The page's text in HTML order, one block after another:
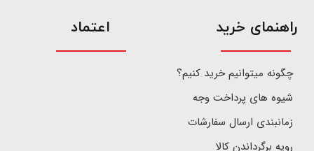
​راهنمای خرید
چگونه میتوانیم خرید کنیم؟
شیوه های پرداخت وجه
زمانبندی ارسال سفارشات
رویه برگرداندن کالا
اعتماد